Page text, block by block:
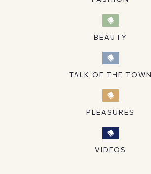
BEAUTY
TALK OF THE TOWN
PLEASURES
VIDEOS